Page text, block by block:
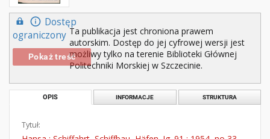
Dostęp
ograniczony
Pokaż treść
Ta publikacja jest chroniona prawem
autorskim. Dostęp do jej cyfrowej wersji jest
możliwy tylko na terenie Biblioteki Głównej
Politechniki Morskiej w Szczecinie.
OPIS INFORMACJE STRUKTURA
Tytuł: